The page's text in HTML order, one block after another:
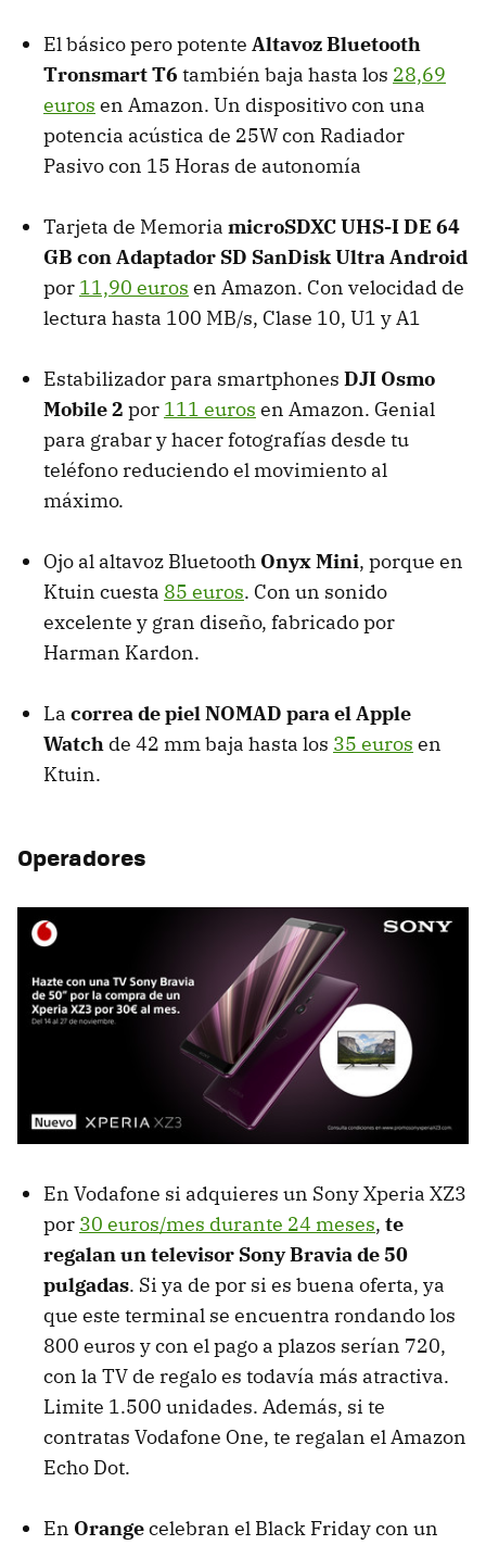
El básico pero potente Altavoz Bluetooth
Tronsmart T6 también baja hasta los 28,69
euros en Amazon. Un dispositivo con una
potencia acústica de 25W con Radiador
Pasivo con 15 Horas de autonomía
Tarjeta de Memoria microSDXC UHS-I DE 64
GB con Adaptador SD SanDisk Ultra Android
por 11,90 euros en Amazon. Con velocidad de
lectura hasta 100 MB/s, Clase 10, U1 y A1
Estabilizador para smartphones DJI Osmo
Mobile 2 por 111 euros en Amazon. Genial
para grabar y hacer fotografías desde tu
teléfono reduciendo el movimiento al
máximo.
Ojo al altavoz Bluetooth Onyx Mini, porque en
Ktuin cuesta 85 euros. Con un sonido
excelente y gran diseño, fabricado por
Harman Kardon.
La correa de piel NOMAD para el Apple
Watch de 42 mm baja hasta los 35 euros en
Ktuin.
Operadores
En Vodafone si adquieres un Sony Xperia XZ3
por 30 euros/mes durante 24 meses, te
regalan un televisor Sony Bravia de 50
pulgadas. Si ya de por si es buena oferta, ya
que este terminal se encuentra rondando los
800 euros y con el pago a plazos serían 720,
con la TV de regalo es todavía más atractiva.
Limite 1.500 unidades. Además, si te
contratas Vodafone One, te regalan el Amazon
Echo Dot.
En Orangecelebran el Black Friday con un